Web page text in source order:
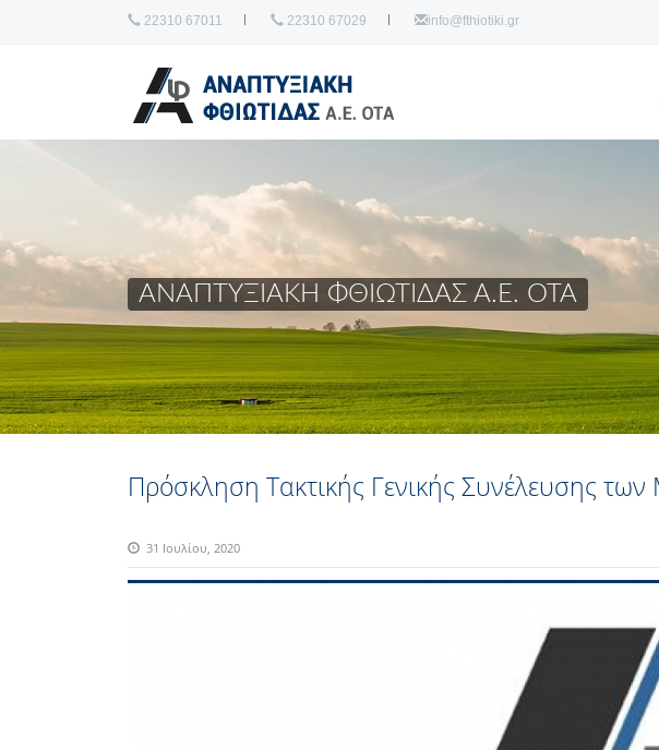
22310 67011 22310 67029 info@fthiotiki.gr
ΑΝΑΠΤΥΞΙΑΚΗ ΦΘΙΩΤΙΔΑΣ Α.Ε. ΟΤΑ
Πρόσκληση Τακτικής Γενικής Συνέλευσης
31 Ιουλίου, 2020